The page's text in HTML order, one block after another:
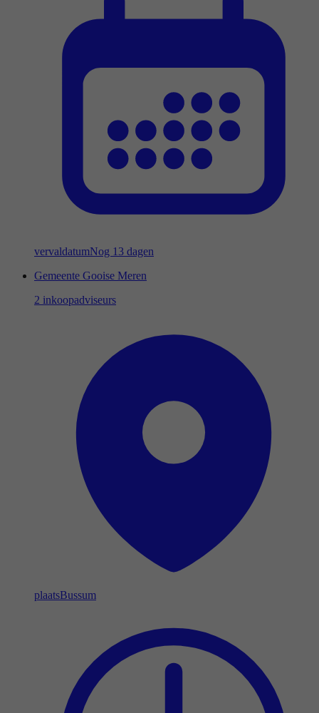
vervaldatumNog 13 dagen
Gemeente Gooise Meren
2 inkoopadviseurs
plaatsBussum